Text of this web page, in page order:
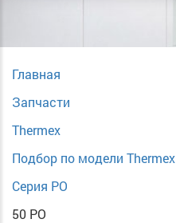
Главная
Запчасти
Thermex
Подбор по модели Thermex
Серия PO
50 PO